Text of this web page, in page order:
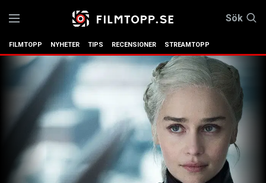
Sök
FILMTOPP NYHETER TIPS RECENSIONER STREAMTOPP